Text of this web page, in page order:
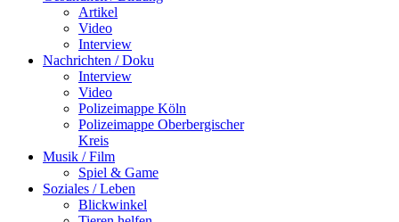
Artikel
Video
Interview
Nachrichten / Doku
Interview
Video
Polizeimappe Köln
Polizeimappe Oberbergischer
Kreis
Musik / Film
Spiel & Game
Soziales / Leben
Blickwinkel